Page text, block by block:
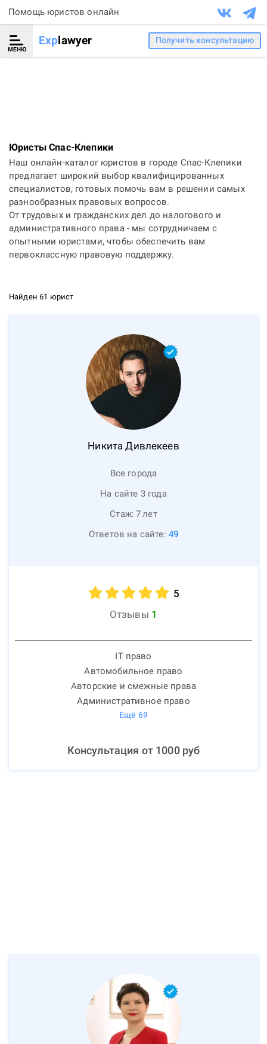
Помощь юристов онлайн
МЕНЮ
Explawyer Получить консультацию
Юристы Спас-Клепики
Наш онлайн-каталог юристов в городе Спас-Клепики
предлагает широкий выбор квалифицированных
специалистов, готовых помочь вам в решении самых
разнообразных правовых вопросов.
От трудовых и гражданских дел до налогового и
административного права - мы сотрудничаем с
опытными юристами, чтобы обеспечить вам
первоклассную правовую поддержку.
Найден 61 юрист
Никита Дивлекеев
Все города
На сайте 3 года
Стаж: 7лет
Ответов на сайте: 49
5
Отзывы 1
IT право
Автомобильное право
Авторские и смежные права
Административное право
Ещё 69
Консультация от 1000руб